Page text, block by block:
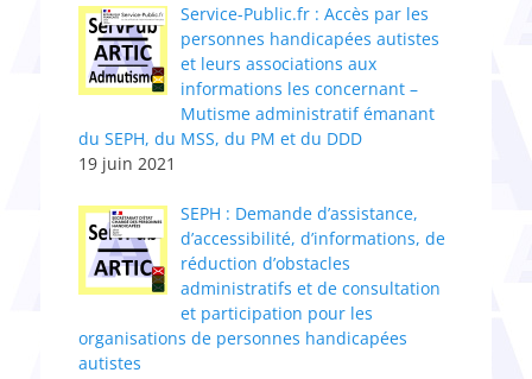
Service-Public.fr : Accès par les
personnes handicapées autistes
et leurs associations aux
informations les concernant –
Mutisme administratif émanant
du SEPH, du MSS, du PM et du DDD
19 juin 2021
SEPH : Demande d’assistance,
d’accessibilité, d’informations, de
réduction d’obstacles
administratifs et de consultation
et participation pour les
organisations de personnes handicapées
autistes